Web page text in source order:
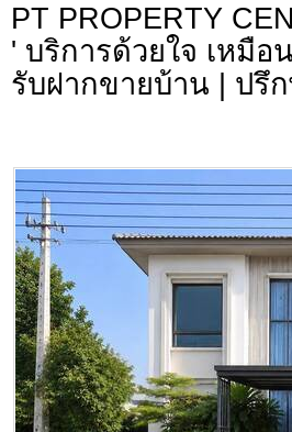
PT PROPERTY
' บริการด้วยใจ เหมื
รับฝากขายบ้าน | ปรึ